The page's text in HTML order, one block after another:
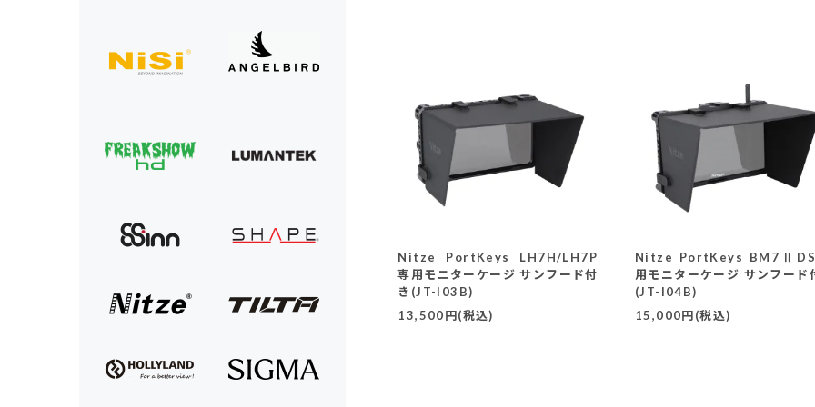
Nitze PortKeys LH7H/LH7P
専用モニターケージ サンフード付
き(JT-I03B)
13,500円(税込)
Nitze PortKeys
用モニターケージ サンフード
(JT-I04B)
15,000円(税込)